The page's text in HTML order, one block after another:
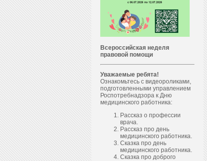
Всероссийская неделя
правовой помощи
Уважаемые ребята!
Ознакомьтесь с видеороликами,
подготовленными управлением
Роспотребнадзора к Дню
медицинского работника:
Рассказ о профессии
врача.
Рассказ про день
медицинского работника.
Сказка про день
медицинского работника.
Сказка про доброго